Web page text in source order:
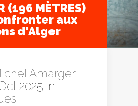
(196 MÈTRES)
aux
d’Alger
Amarger
2025 in